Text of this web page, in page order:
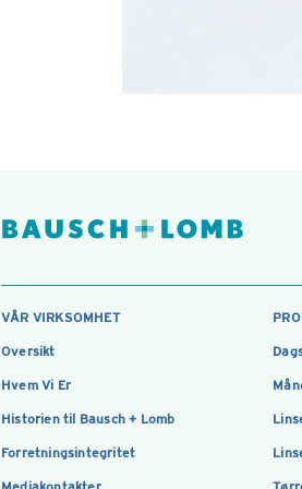
VÅR VIRKSOMHET
Oversikt
Hvem Vi Er
Historien til Bausch + Lomb
Forretningsintegritet